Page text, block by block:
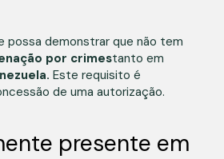
possa demonstrar que não tem
por crimestanto em
Este requisito é
de uma autorização.
presente em